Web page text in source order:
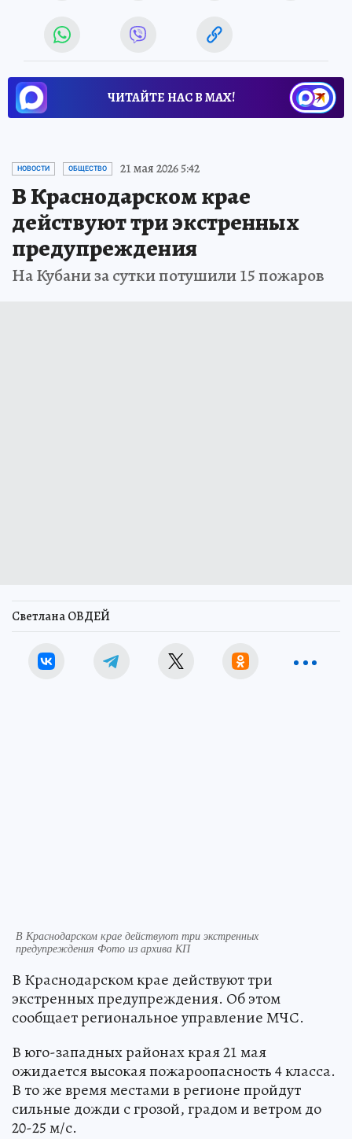
ЧИТАЙТЕ НАС В МАХ!
НОВОСТИ ОБЩЕСТВО 21 мая 2026 5:42
В Краснодарском крае
действуют три экстренных
предупреждения
На Кубани за сутки потушили 15 пожаров
Светлана ОВДЕЙ
В Краснодарском крае действуют три экстренных
предупреждения Фото из архива КП
В Краснодарском крае действуют три
экстренных предупреждения. Об этом
сообщает региональное управление МЧС.
В юго-западных районах края 21 мая
ожидается высокая пожароопасность 4 класса.
В то же время местами в регионе пройдут
сильные дожди с грозой, градом и ветром до
20-25 м/с.